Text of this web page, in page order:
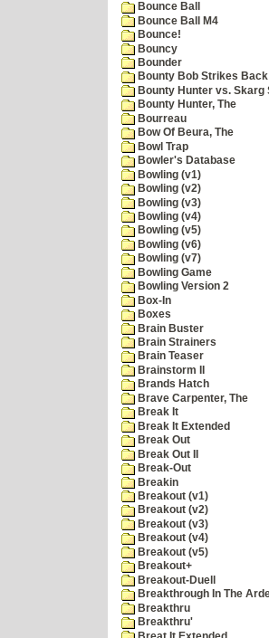
Bounce Ball
Bounce Ball M4
Bounce!
Bouncy
Bounder
Bounty Bob Strikes
Bounty Hunter vs. Skarg
Bounty Hunter, The
Bourreau
Bow Of Beura, The
Bowl Trap
Bowler's Database
Bowling (v1)
Bowling (v2)
Bowling (v3)
Bowling (v4)
Bowling (v5)
Bowling (v6)
Bowling (v7)
Bowling Game
Bowling Version 2
Box-In
Boxes
Brain Buster
Brain Strainers
Brain Teaser
Brainstorm II
Brands Hatch
Brave Carpenter, The
Break It
Break It Extended
Break Out
Break Out II
Break-Out
Breakin
Breakout (v1)
Breakout (v2)
Breakout (v3)
Breakout (v4)
Breakout (v5)
Breakout+
Breakout-Duell
Breakthrough In The
Breakthru
Breakthru'
Breat It Extended